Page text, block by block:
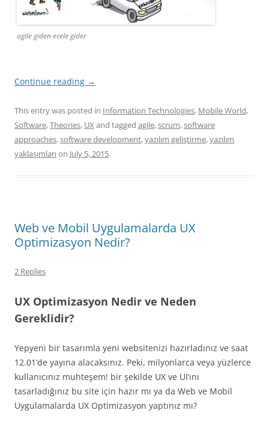
agile giden ecele gider
Continue reading →
This entry was posted in Information Technologies, Mobile World,
Software,Theories, UX and tagged agile,scrum,software
approaches,software development,yazılım geliştirme,yazılım
yaklaşımlarıon July 5, 2015.
Web ve Mobil Uygulamalarda UX
Optimizasyon Nedir?
2 Replies
UX Optimizasyon Nedir ve Neden
Gereklidir?
Yepyeni bir tasarımla yeni websitenizi hazırladınız ve saat
12.01’de yayına alacaksınız. Peki, milyonlarca veya yüzlerce
kullanıcınız muhteşem! bir şekilde UX ve UI’ını
tasarladığınız bu site için hazır mı ya da Web ve Mobil
Uygulamalarda UX Optimizasyon yaptınız mı?